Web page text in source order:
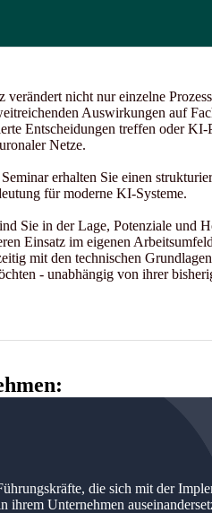
nicht nur einzelne
Auswirkungen auf
Entscheidungen treffen oder
Netze.
erhalten Sie einen
für moderne KI-Systeme.
Sie in der Lage, Potenziale und
Einsatz im eigenen
mit den technischen
- unabhängig von ihrer
die sich mit der
ihrem Unternehmen